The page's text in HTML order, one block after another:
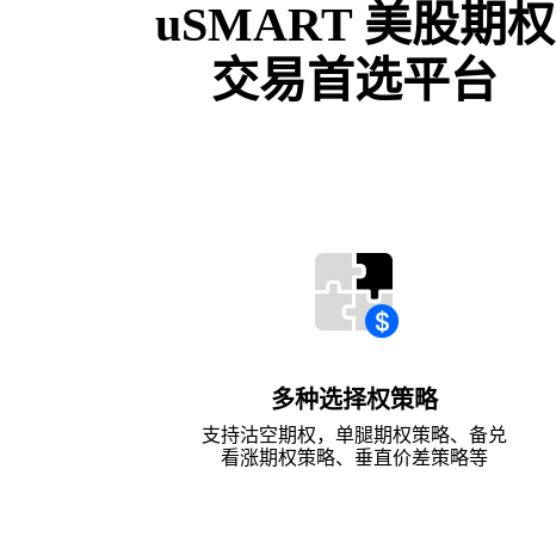
uSMART 美股期权
交易首选平台
多种选择权策略
支持沽空期权，单腿期权策略、备兑
看涨期权策略、垂直价差策略等